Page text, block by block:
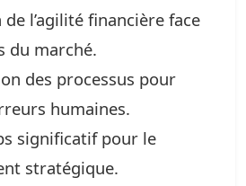
l’agilité financière face
du marché.
des processus pour
humaines.
significatif pour le
stratégique.